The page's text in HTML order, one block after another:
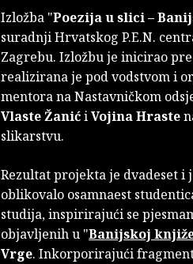
Izložba "Poezija u slici –
suradnji Hrvatskog P.E.N.
Zagrebu. Izložbu je inicirao
realizirana je pod vodstvom i
mentora na Nastavničkom
Vlaste ŽanićiVojina Hraste
slikarstvu.
Rezultat projekta je dvadeset i
oblikovalo osamnaest
studija, inspirirajući se
objavljenih u "Banijskoj
Vrge. Inkorporirajući